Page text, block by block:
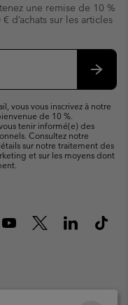
une remise de 10 %
d’achats sur les articles
vous vous inscrivez à notre
de 10 %.
tenir informé(e) des
Consultez notre
sur notre traitement des
et sur les moyens dont